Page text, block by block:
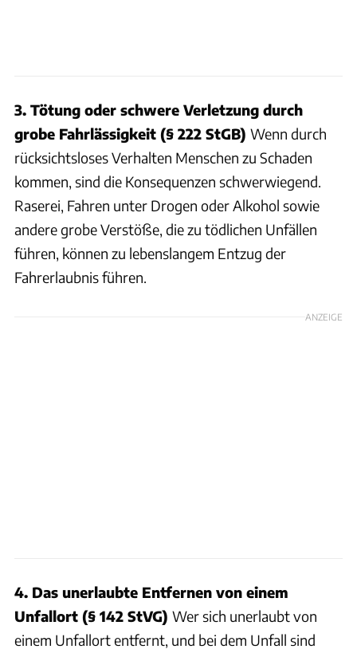
3. Tötung oder schwere Verletzung durch
grobe Fahrlässigkeit (§ 222 StGB) Wenn durch
rücksichtsloses Verhalten Menschen zu Schaden
kommen, sind die Konsequenzen schwerwiegend.
Raserei, Fahren unter Drogen oder Alkohol sowie
andere grobe Verstöße, die zu tödlichen Unfällen
führen, können zu lebenslangem Entzug der
Fahrerlaubnis führen.
ANZEIGE
4. Das unerlaubte Entfernen von einem
Unfallort (§ 142 StVG) Wer sich unerlaubt von
einem Unfallort entfernt, und bei dem Unfall sind